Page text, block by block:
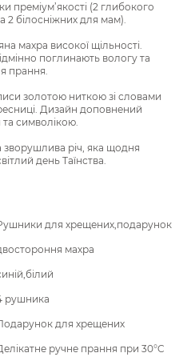
преміум’якості (2 глибокого
2 білосніжних для мам).
махра високої щільності.
поглинають вологу та
прання.
золотою ниткою зі словами
Дизайн доповнений
символікою.
зворушлива річ, яка щодня
день Таїнства.
для хрещених,подарунок
махра
рушника
для хрещених
ручне прання при 30°C